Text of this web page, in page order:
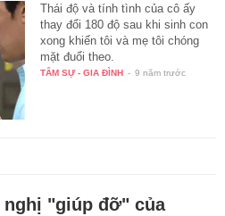
Thái độ và tính tình của cô ấy
thay đổi 180 độ sau khi sinh con
xong khiến tôi và mẹ tôi chóng
mặt đuổi theo.
TÂM SỰ - GIA ĐÌNH - 9 năm trước
"giúp đỡ" của